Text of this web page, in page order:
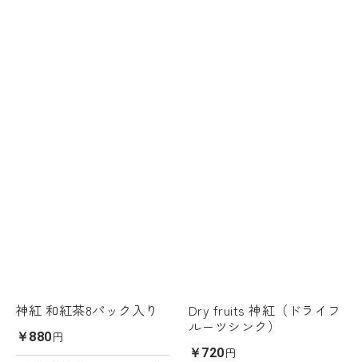
神紅 和紅茶8パック入り
￥880円
Dry fruits 神紅（ドライフ
ルーツシンク）
￥720円